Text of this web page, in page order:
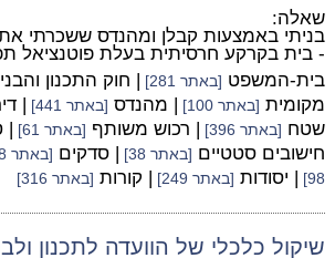
שאלה:
בניתי באמצעות קבלן ומהנדס ששכרתי
- בית בקרקע חרסיתית בעלת פוטנציאל
בית-המשפט [באתר 281] | חוק התכנון
מקומית [באתר 100] | מהנדס [באתר 441] |
שטח [באתר 396] | רכוש משותף [באתר 61] |
חישובים סטטיים [באתר 38] | סדקים [באתר 88]
98]
| יסודות [באתר 249] | קורות [באתר 316]
שיקול כלכלי של הוועדה לתכנון